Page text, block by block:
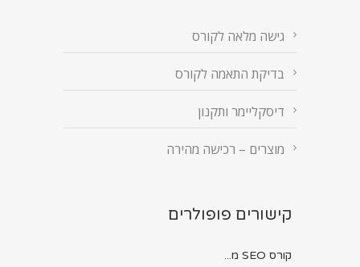
גישה מלאה לקורס
בדיקת התאמה לקורס
דיסקליימר ותקנון
מוצרים – רכישה מהירה
קישורים פופולרים
קורס SEO מ...